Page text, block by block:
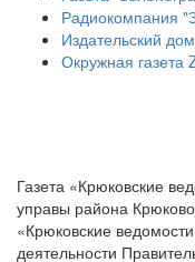
Радиокомпания
Издательский
Окружная газета
Газета «Крюковские
управы района
«Крюковские
деятельности